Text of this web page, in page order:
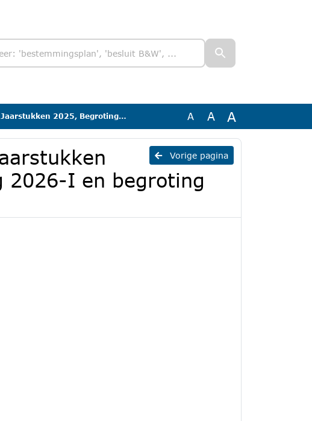
Begrotingswijziging 2026-I en begroting 2027 A A A
Vorige pagina
2026-I en begroting